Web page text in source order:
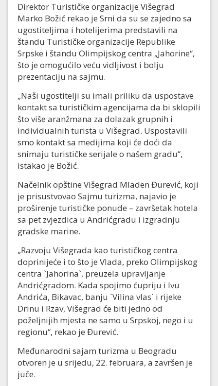
Direktor Turističke organizacije Višegrad
Marko Božić rekao je Srni da su se zajedno sa
ugostiteljima i hotelijerima predstavili na
štandu Turističke organizacije Republike
Srpske i štandu Olimpijskog centra „Jahorine“,
što je omogućilo veću vidljivost i bolju
prezentaciju na sajmu.
„Naši ugostitelji su imali priliku da uspostave
kontakt sa turističkim agencijama da bi sklopili
što više aranžmana za dolazak grupnih i
individualnih turista u Višegrad. Uspostavili
smo kontakt sa medijima koji će doći da
snimaju turističke serijale o našem gradu“,
istakao je Božić.
Načelnik opštine Višegrad Mladen Đurević, koji
je prisustvovao Sajmu turizma, najavio je
proširenje turističke ponude – završetak hotela
sa pet zvjezdica u Andrićgradu i izgradnju
gradske marine.
„Razvoju Višegrada kao turističkog centra
doprinijeće i to što je Vlada, preko Olimpijskog
centra `Jahorina`, preuzela upravljanje
Andrićgradom. Kada spojimo ćupriju i Ivu
Andrića, Bikavac, banju `Vilina vlas` i rijeke
Drinu i Rzav, Višegrad će biti jedno od
poželjnijih mjesta ne samo u Srpskoj, nego i u
regionu“, rekao je Đurević.
Međunarodni sajam turizma u Beogradu
otvoren je u srijedu, 22. februara, a završen je
juče.